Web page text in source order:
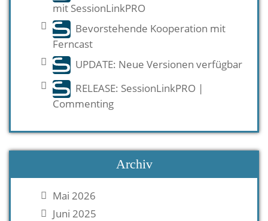
mit SessionLinkPRO
Bevorstehende Kooperation mit
Ferncast
UPDATE: Neue Versionen verfügbar
RELEASE: SessionLinkPRO |
Commenting
Archiv
Mai 2026
Juni 2025